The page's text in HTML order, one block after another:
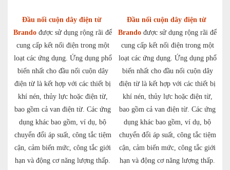
Đầu nối cuộn dây điện từ
Brando được sử dụng rộng rãi để
cung cấp kết nối điện trong một
loạt các ứng dụng. Ứng dụng phổ
biến nhất cho đầu nối cuộn dây
điện từ là kết hợp với các thiết bị
khí nén, thủy lực hoặc điện từ,
bao gồm cả van điện từ. Các ứng
dụng khác bao gồm, ví dụ, bộ
chuyển đổi áp suất, công tắc tiệm
cận, cảm biến mức, công tắc giới
hạn và động cơ năng lượng thấp.
Đầu nối cuộn dây điện từ
Brando được sử dụng rộng rãi để
cung cấp kết nối điện trong một
loạt các ứng dụng. Ứng dụng phổ
biến nhất cho đầu nối cuộn dây
điện từ là kết hợp với các thiết bị
khí nén, thủy lực hoặc điện từ,
bao gồm cả van điện từ. Các ứng
dụng khác bao gồm, ví dụ, bộ
chuyển đổi áp suất, công tắc tiệm
cận, cảm biến mức, công tắc giới
hạn và động cơ năng lượng thấp.